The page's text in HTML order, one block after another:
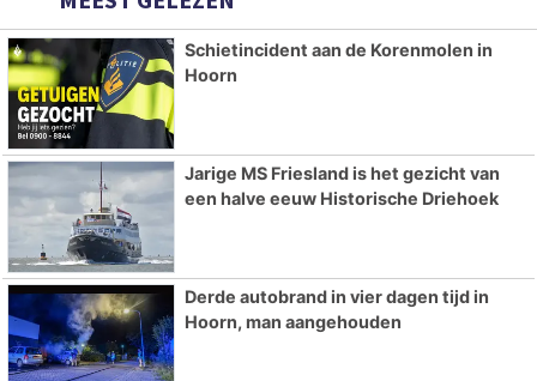
Schietincident aan de Korenmolen in
Hoorn
Jarige MS Friesland is het gezicht van
een halve eeuw Historische Driehoek
Derde autobrand in vier dagen tijd in
Hoorn, man aangehouden